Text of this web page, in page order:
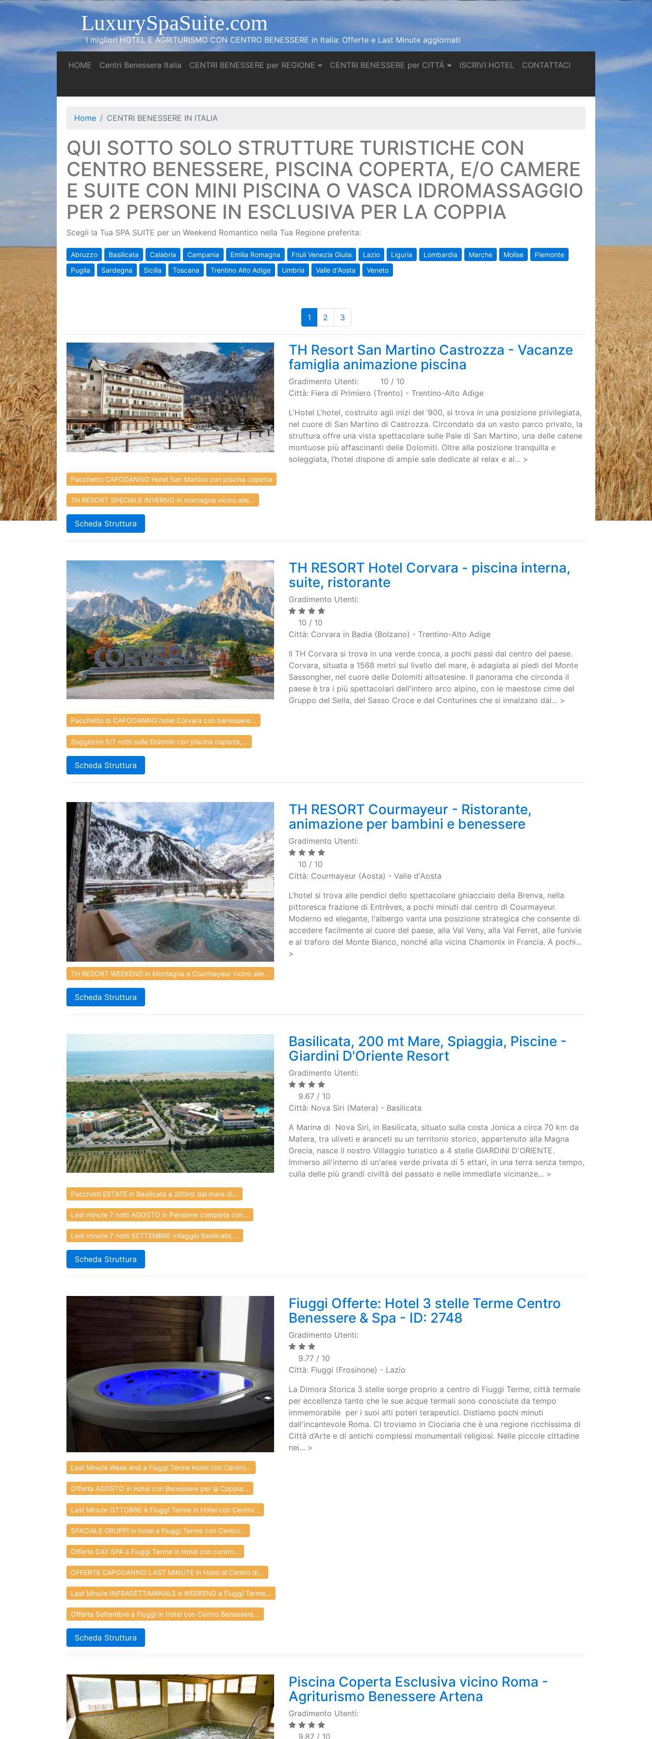
LuxurySpaSuite.com
I migliori HOTEL E AGRITURISMO CON CENTRO BENESSERE in Italia: Offerte e Last Minute aggiornati
HOME (current)
Centri Benessere Italia (current)
CENTRI BENESSERE per REGIONE CENTRI BENESSERE per CITTÁ ISCRIVI HOTEL(current)
CONTATTACI(current)
Home CENTRI BENESSERE IN ITALIA
QUI SOTTO SOLO STRUTTURE TURISTICHE CON
CENTRO BENESSERE, PISCINA COPERTA, E/O CAMERE
E SUITE CON MINI PISCINA O VASCA IDROMASSAGGIO
PER 2 PERSONE IN ESCLUSIVA PER LA COPPIA
Scegli la Tua SPA SUITE per un Weekend Romantico nella Tua Regione preferita:
Abruzzo Basilicata Calabria Campania Emilia Romagna Friuli Venezia Giulia Lazio Liguria Lombardia Marche Molise
Piemonte
Puglia
Sardegna Sicilia Toscana Trentino Alto Adige Umbria Valle d'Aosta Veneto
1 2 3
TH Resort San Martino Castrozza - Vacanze
famiglia animazione piscina
Gradimento Utenti:
10 / 10
Città: Fiera di Primiero (Trento) - Trentino-Alto Adige
L'Hotel L’hotel, costruito agli inizi del ‘900, si trova in una posizione privilegiata,
nel cuore di San Martino di Castrozza. Circondato da un vasto parco privato, la
struttura offre una vista spettacolare sulle Pale di San Martino, una delle catene
montuose più affascinanti delle Dolomiti. Oltre alla posizione tranquilla e
soleggiata, l’hotel dispone di ampie sale dedicate al relax e al... >
Pacchetto CAPODANNO Hotel San Martino con piscina coperta
TH RESORT SPECIALE INVERNO in montagna vicino alle...
Scheda Struttura
TH RESORT Hotel Corvara - piscina interna,
suite, ristorante
Gradimento Utenti:
10 / 10
Città: Corvara in Badia (Bolzano) - Trentino-Alto Adige
Il TH Corvara si trova in una verde conca, a pochi passi dal centro del paese.
Corvara, situata a 1568 metri sul livello del mare, è adagiata ai piedi del Monte
Sassongher, nel cuore delle Dolomiti altoatesine. Il panorama che circonda il
paese è tra i più spettacolari dell'intero arco alpino, con le maestose cime del
Gruppo del Sella, del Sasso Croce e del Conturines che si innalzano dal... >
Pacchetto di CAPODANNO hotel Corvara con benessere...
Soggiorno 5/7 notti sulle Dolomiti con piscina coperta,...
Scheda Struttura
TH RESORT Courmayeur - Ristorante,
animazione per bambini e benessere
Gradimento Utenti:
10 / 10
Città: Courmayeur (Aosta) - Valle d'Aosta
L’hotel si trova alle pendici dello spettacolare ghiacciaio della Brenva, nella
pittoresca frazione di Entrèves, a pochi minuti dal centro di Courmayeur.
Moderno ed elegante, l'albergo vanta una posizione strategica che consente di
accedere facilmente al cuore del paese, alla Val Veny, alla Val Ferret, alle funivie
e al traforo del Monte Bianco, nonché alla vicina Chamonix in Francia. A pochi...
>
TH RESORT WEEKEND in Montagna a Courmayeur vicino alle...
Scheda Struttura
Basilicata, 200 mt Mare, Spiaggia, Piscine -
Giardini D'Oriente Resort
Gradimento Utenti:
9.67 / 10
Città: Nova Siri (Matera) - Basilicata
A Marina di Nova Siri, in Basilicata, situato sulla costa Jonica a circa 70 km da
Matera, tra uliveti e aranceti su un territorio storico, appartenuto alla Magna
Grecia, nasce il nostro Villaggio turistico a 4 stelle GIARDINI D'ORIENTE.
Immerso all'interno di un'area verde privata di 5 ettari, in una terra senza tempo,
culla delle più grandi civiltà del passato e nelle immediate vicinanze... >
Pacchetti ESTATE in Basilicata a 200mt dal mare di...
Last minute 7 notti AGOSTO in Pensione completa con...
Last minute 7 notti SETTEMBRE villaggio Basilicata,...
Scheda Struttura
Fiuggi Offerte: Hotel 3 stelle Terme Centro
Benessere & Spa - ID: 2748
Gradimento Utenti:
9.77 / 10
Città: Fiuggi (Frosinone) - Lazio
La Dimora Storica 3 stelle sorge proprio a centro di Fiuggi Terme, città termale
per eccellenza tanto che le sue acque termali sono conosciute da tempo
immemorabile per i suoi alti poteri terapeutici. Distiamo pochi minuti
dall'incantevole Roma. CI troviamo in Ciociaria che è una regione ricchissima di
Città d’Arte e di antichi complessi monumentali religiosi. Nelle piccole cittadine
nei... >
Last Minute Week end a Fiuggi Terme Hotel con Centro...
Offerta AGOSTO in Hotel con Benessere per la Coppia...
Last Minute OTTOBRE A Fiuggi Terme in Hotel con Centro...
SPACIALE GRUPPI in hotel a Fiuggi Terme con Centro...
Offerte DAY SPA a Fiuggi Terme in Hotel con centro...
OFFERTE CAPODANNO LAST MINUTE in Hotel al Centro di...
Last Minute INFRASETTIMANALE e WEEKEND a Fiuggi Terme...
Offerta Settembre a Fiuggi in Hotel con Centro Benessere...
Scheda Struttura
Piscina Coperta Esclusiva vicino Roma -
Agriturismo Benessere Artena
Gradimento Utenti:
9.87 / 10